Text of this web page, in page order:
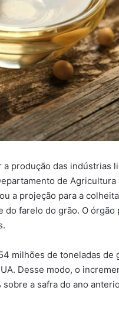
produção das indústrias
de Agricultura
a projeção para a
do farelo do grão. O órgão
milhões de toneladas de
Desse modo, o
sobre a safra do ano